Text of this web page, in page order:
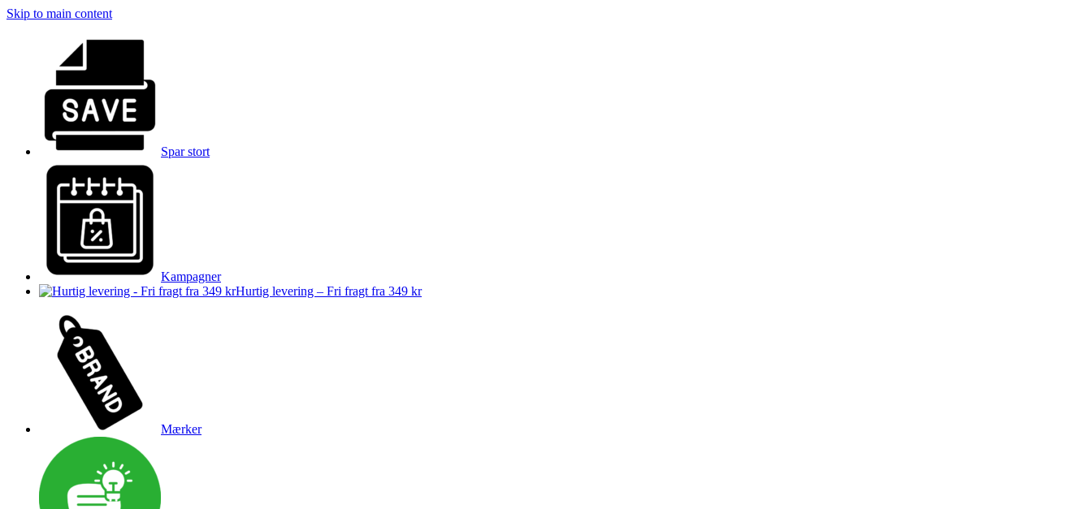
Skip to main content
Spar stort
Kampagner
Hurtig levering – Fri fragt fra 349 kr
Mærker